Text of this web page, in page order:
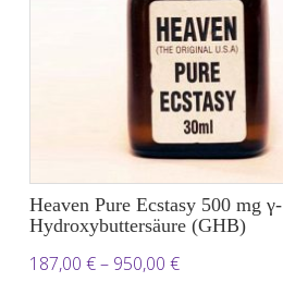
Heaven Pure Ecstasy 500 mg γ-
Hydroxybuttersäure (GHB)
187,00 €– 950,00 €Preisspanne: